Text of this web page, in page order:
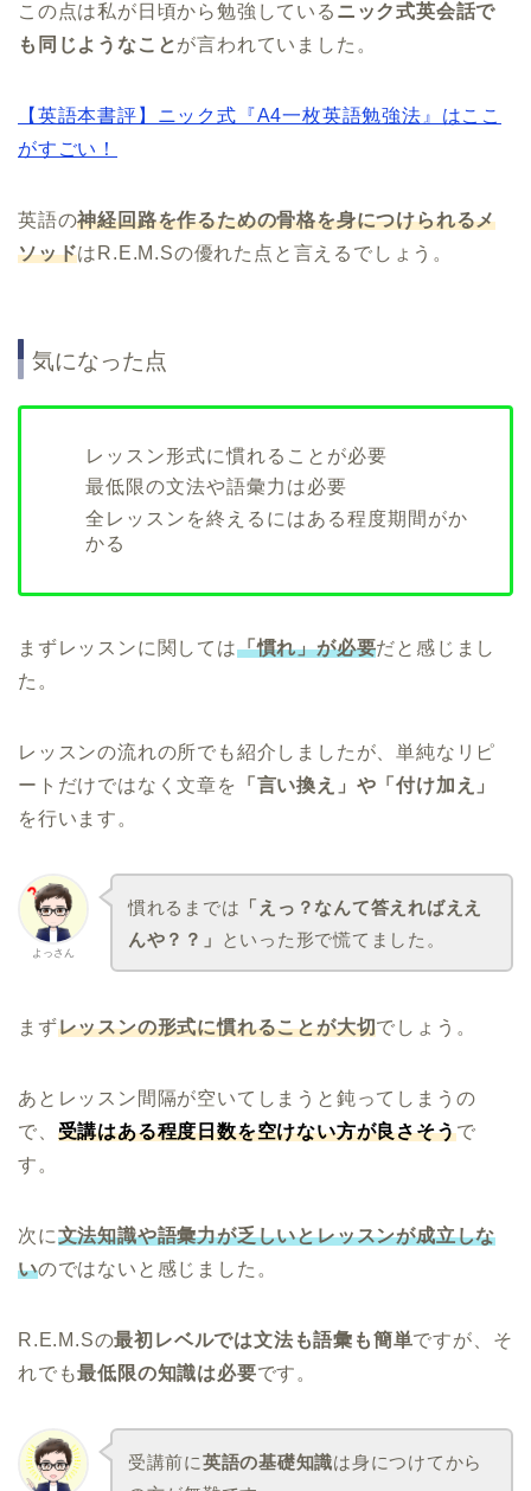
この点は私が日頃から勉強している ニック式英会話で
も同じようなことが言われていました。
【英語本書評】ニック式『A4一枚英語勉強法』はここ
がすごい！
英語の神経回路を作るための骨格を身につけられるメ
ソッドはR.E.M.Sの優れた点と言えるでしょう。
気になった点
レッスン形式に慣れることが必要
最低限の文法や語彙力は必要
全レッスンを終えるにはある程度期間がか
かる
まずレッスンに関しては「慣れ」が必要だと感じまし
た。
レッスンの流れの所でも紹介しましたが、単純なリピ
ートだけではなく文章を
「言い換え」や「付け加え」
を行います。
よっさん
慣れるまでは 「えっ？なんて答えればええ
んや？？」
といった形で慌てました。
まずレッスンの形式に慣れることが大切でしょう。
あとレッスン間隔が空いてしまうと鈍ってしまうの
で、 受講はある程度日数を空けない方が良さそうで
す。
次に文法知識や語彙力が乏しいとレッスンが成立しな
いのではないと感じました。
R.E.M.Sの最初レベルでは文法も語彙も簡単ですが、そ
れでも最低限の知識は必要です。
受講前に英語の基礎知識は身につけてから